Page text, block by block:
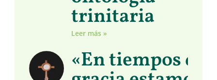
trinitaria
Leer más »
«En tiempos de